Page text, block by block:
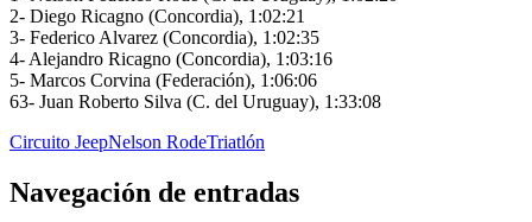
2- Diego Ricagno (Concordia), 1:02:21
3- Federico Alvarez (Concordia), 1:02:35
4- Alejandro Ricagno (Concordia), 1:03:16
5- Marcos Corvina (Federación), 1:06:06
63- Juan Roberto Silva (C. del Uruguay), 1:33:08
Circuito JeepNelson RodeTriatlón
Navegación de entradas